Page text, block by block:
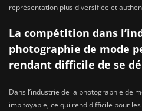
représentation plus diversifiée et
La compétition dans
photographie de mode
rendant difficile de se
Dans l’industrie de la photographie de
impitoyable, ce qui rend difficile pour